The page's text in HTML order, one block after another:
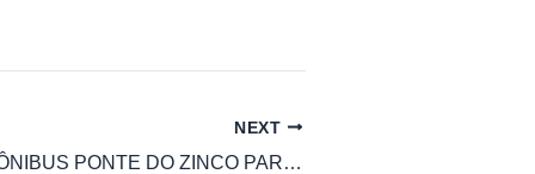
NEXT
HORÁRIO DE ÔNIBUS PONTE DO ZINCO PARA ITAJUBA